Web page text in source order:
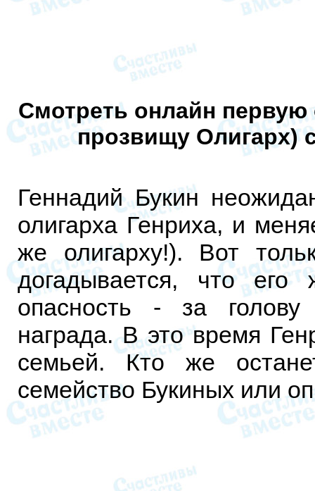
Смотреть онлайн первую
прозвищу Олигарх)
Геннадий Букин
олигарха Генриха, и
же олигарху!). Вот
догадывается, что его
опасность - за голову
награда. В это время
семьей. Кто же
семейство Букиных или